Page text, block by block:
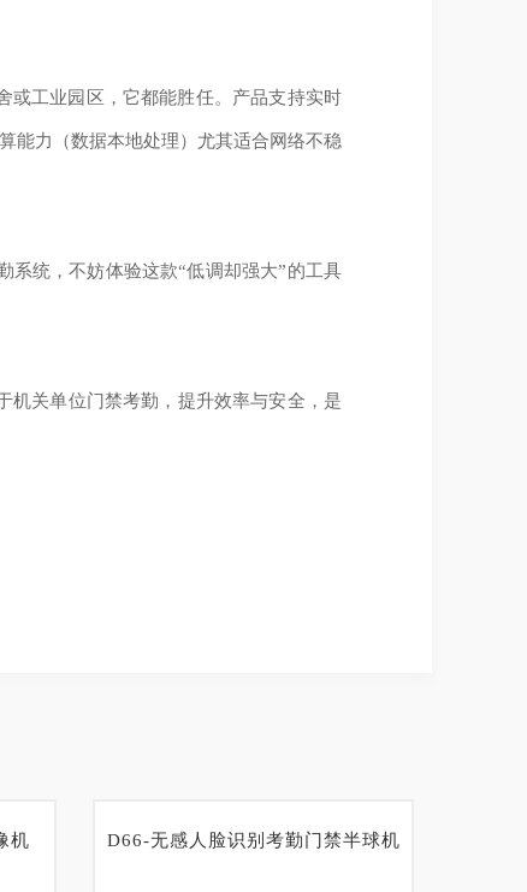
或工业园区，它都能胜任。产品支持实时
能力（数据本地处理）尤其适合网络不稳
系统，不妨体验这款“低调却强大”的工具
机关单位门禁考勤，提升效率与安全，是
机
D66-无感人脸识别考勤门禁半球机